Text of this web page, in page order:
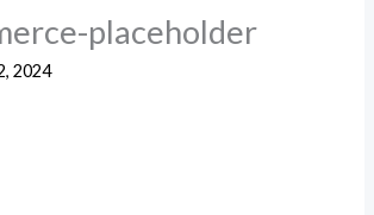
placeholder
2024